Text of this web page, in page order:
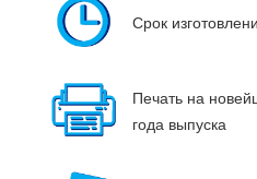
Срок
Печать на
года выпуска